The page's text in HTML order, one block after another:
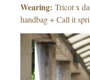
Wearing: Tricot x
handbag + Call it